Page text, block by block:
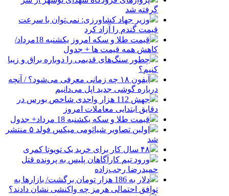
گرفته شد
وزیر جهاد کشاورزی: نمی‌توان با سرعت
قیمت گندم را آزاد کرد
قیمت طلا و سکه امروز یکشنبه 18مرداد/
کاهش همه قیمت ها + جدول
چطور سنگ‌های قدیمی را دوباره براق و زیبا
کنیم؟
آیفون ۱۸ چه زمانی معرفی می‌شود؟ / آنچه
درباره گوشی جدید اپل می‌دانیم
جهش 112 هزار واحدی شاخص بورس در
دقایق ابتدایی معاملات امروز
قیمت طلا و سکه یکشنبه 18 مرداد+ جدول
اولین تصاویر شیائومی میکس فولد ۵ منتشر
شد
۴۸ سال کار برای خرید یک تویوتا کمری
ورود تیم کارآگاهان پلیس به پرونده قتل
حمیدرضا رجب‌زاده
دلار به 186 هزار تومان برگشت/ بازارها به
توافق احتمالی هرمز چه واکنشی نشان دادند؟